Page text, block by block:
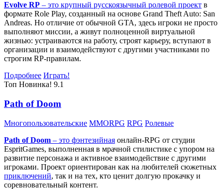
Evolve RP – это крупный русскоязычный ролевой проект в
формате Role Play, созданный на основе Grand Theft Auto: San
Andreas. Но отличие от обычной GTA, здесь игроки не просто
выполняют миссии, а живут полноценной виртуальной
жизнью: устраиваются на работу, строят карьеру, вступают в
организации и взаимодействуют с другими участниками по
строгим RP-правилам.
Подробнее Играть!
Топ Новинка! 9.1
Path of Doom
Многопользовательские MMORPG RPG Ролевые
Path of Doom – это фэнтезийная онлайн-RPG от студии
EspritGames, выполненная в мрачной стилистике с упором на
развитие персонажа и активное взаимодействие с другими
игроками. Проект ориентирован как на любителей сюжетных
приключений, так и на тех, кто ценит долгую прокачку и
соревновательный контент.